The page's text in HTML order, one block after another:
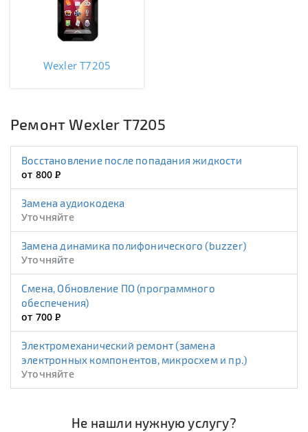
Wexler T7205
Ремонт Wexler T7205
Восстановление после попадания жидкости
от 800Р
Замена аудиокодека
Уточняйте
Замена динамика полифонического (buzzer)
Уточняйте
Смена, Обновление ПО (программного
обеспечения)
от 700Р
Электромеханический ремонт (замена
электронных компонентов, микросхем и пр.)
Уточняйте
Не нашли нужную услугу?